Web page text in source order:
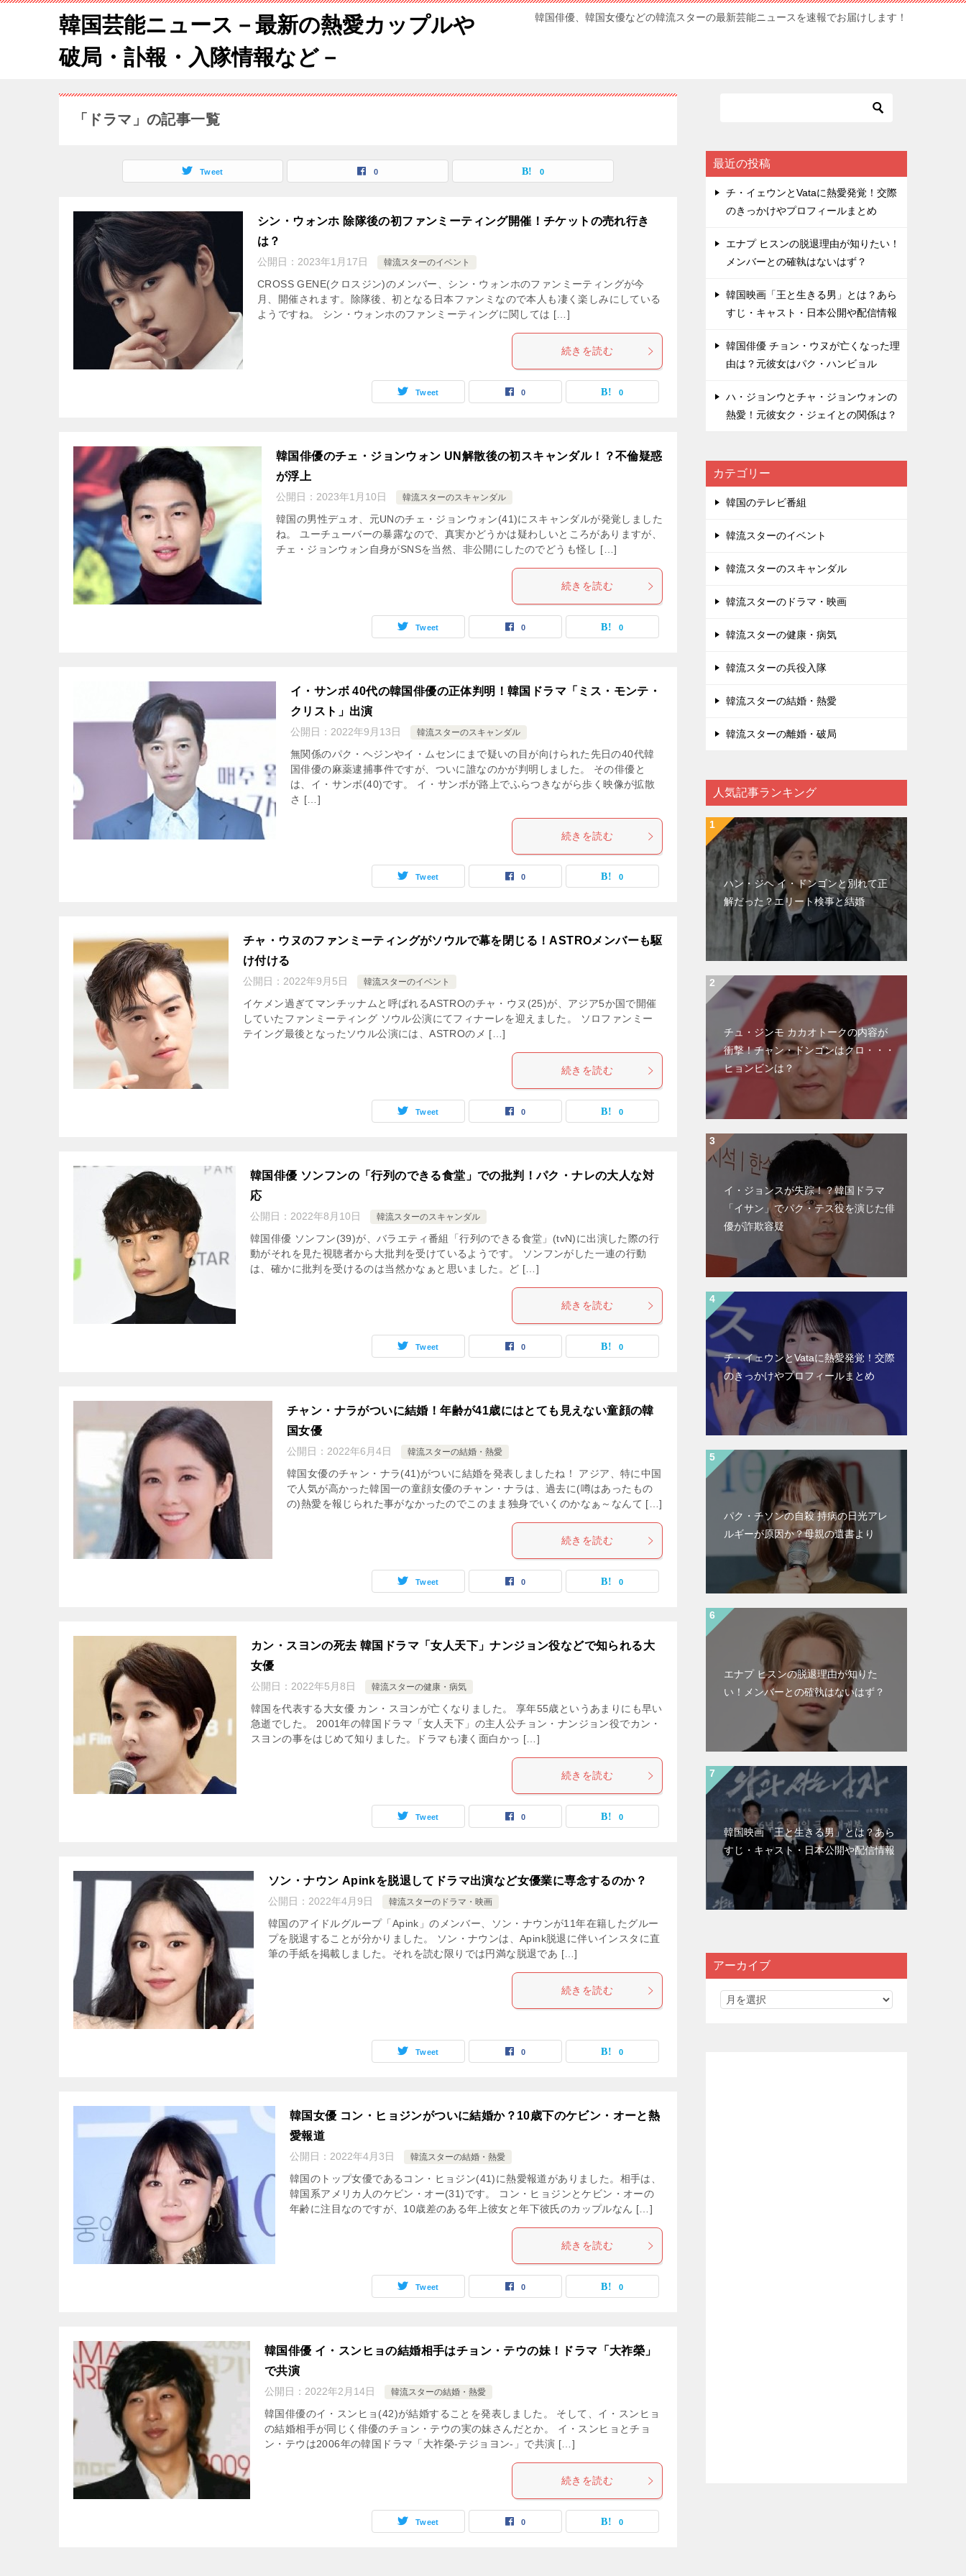
韓国芸能ニュース－最新の熱愛カップルや
破局・訃報・入隊情報など－
韓国俳優、韓国女優などの韓流スターの最新芸能ニュースを速報でお届けします！
「ドラマ」の記事一覧
Tweet 0 0
シン・ウォンホ 除隊後の初ファンミーティング開催！チケットの売れ行き
は？
公開日： 2023年1月17日 韓流スターのイベント
CROSS GENE(クロスジン)のメンバー、シン・ウォンホのファンミーティングが今
月、開催されます。除隊後、初となる日本ファンミなので本人も凄く楽しみにしている
ようですね。 シン・ウォンホのファンミーティングに関しては […]
続きを読む
Tweet 0 0
韓国俳優のチェ・ジョンウォン UN解散後の初スキャンダル！？不倫疑惑
が浮上
公開日： 2023年1月10日 韓流スターのスキャンダル
韓国の男性デュオ、元UNのチェ・ジョンウォン(41)にスキャンダルが発覚しました
ね。 ユーチューバーの暴露なので、真実かどうかは疑わしいところがありますが、
チェ・ジョンウォン自身がSNSを当然、非公開にしたのでどうも怪し […]
続きを読む
Tweet 0 0
イ・サンボ 40代の韓国俳優の正体判明！韓国ドラマ「ミス・モンテ・
クリスト」出演
公開日： 2022年9月13日 韓流スターのスキャンダル
無関係のパク・ヘジンやイ・ムセンにまで疑いの目が向けられた先日の40代韓
国俳優の麻薬逮捕事件ですが、ついに誰なのかが判明しました。 その俳優と
は、イ・サンボ(40)です。 イ・サンボが路上でふらつきながら歩く映像が拡散
さ […]
続きを読む
Tweet 0 0
チャ・ウヌのファンミーティングがソウルで幕を閉じる！ASTROメンバーも駆
け付ける
公開日： 2022年9月5日 韓流スターのイベント
イケメン過ぎてマンチッナムと呼ばれるASTROのチャ・ウヌ(25)が、アジア5か国で開催
していたファンミーティング ソウル公演にてフィナーレを迎えました。 ソロファンミー
テイング最後となったソウル公演には、ASTROのメ […]
続きを読む
Tweet 0 0
韓国俳優 ソンフンの「行列のできる食堂」での批判！パク・ナレの大人な対
応
公開日： 2022年8月10日 韓流スターのスキャンダル
韓国俳優 ソンフン(39)が、バラエティ番組「行列のできる食堂」(tvN)に出演した際の行
動がそれを見た視聴者から大批判を受けているようです。 ソンフンがした一連の行動
は、確かに批判を受けるのは当然かなぁと思いました。ど […]
続きを読む
Tweet 0 0
チャン・ナラがついに結婚！年齢が41歳にはとても見えない童顔の韓
国女優
公開日： 2022年6月4日 韓流スターの結婚・熱愛
韓国女優のチャン・ナラ(41)がついに結婚を発表しましたね！ アジア、特に中国
で人気が高かった韓国一の童顔女優のチャン・ナラは、過去に(噂はあったもの
の)熱愛を報じられた事がなかったのでこのまま独身でいくのかなぁ～なんて […]
続きを読む
Tweet 0 0
カン・スヨンの死去 韓国ドラマ「女人天下」ナンジョン役などで知られる大
女優
公開日： 2022年5月8日 韓流スターの健康・病気
韓国を代表する大女優 カン・スヨンが亡くなりました。 享年55歳というあまりにも早い
急逝でした。 2001年の韓国ドラマ「女人天下」の主人公チョン・ナンジョン役でカン・
スヨンの事をはじめて知りました。ドラマも凄く面白かっ […]
続きを読む
Tweet 0 0
ソン・ナウン Apinkを脱退してドラマ出演など女優業に専念するのか？
公開日： 2022年4月9日 韓流スターのドラマ・映画
韓国のアイドルグループ「Apink」のメンバー、ソン・ナウンが11年在籍したグルー
プを脱退することが分かりました。 ソン・ナウンは、Apink脱退に伴いインスタに直
筆の手紙を掲載しました。それを読む限りでは円満な脱退であ […]
続きを読む
Tweet 0 0
韓国女優 コン・ヒョジンがついに結婚か？10歳下のケビン・オーと熱
愛報道
公開日： 2022年4月3日 韓流スターの結婚・熱愛
韓国のトップ女優であるコン・ヒョジン(41)に熱愛報道がありました。相手は、
韓国系アメリカ人のケビン・オー(31)です。 コン・ヒョジンとケビン・オーの
年齢に注目なのですが、10歳差のある年上彼女と年下彼氏のカップルなん […]
続きを読む
Tweet 0 0
韓国俳優 イ・スンヒョの結婚相手はチョン・テウの妹！ドラマ「大祚榮」
で共演
公開日： 2022年2月14日 韓流スターの結婚・熱愛
韓国俳優のイ・スンヒョ(42)が結婚することを発表しました。 そして、イ・スンヒョ
の結婚相手が同じく俳優のチョン・テウの実の妹さんだとか。 イ・スンヒョとチョ
ン・テウは2006年の韓国ドラマ「大祚榮-テジョヨン-」で共演 […]
続きを読む
Tweet 0 0
最近の投稿
チ・イェウンとVataに熱愛発覚！交際
のきっかけやプロフィールまとめ
エナプ ヒスンの脱退理由が知りたい！
メンバーとの確執はないはず？
韓国映画「王と生きる男」とは？あら
すじ・キャスト・日本公開や配信情報
韓国俳優 チョン・ウヌが亡くなった理
由は？元彼女はパク・ハンビョル
ハ・ジョンウとチャ・ジョンウォンの
熱愛！元彼女ク・ジェイとの関係は？
カテゴリー
韓国のテレビ番組
韓流スターのイベント
韓流スターのスキャンダル
韓流スターのドラマ・映画
韓流スターの健康・病気
韓流スターの兵役入隊
韓流スターの結婚・熱愛
韓流スターの離婚・破局
人気記事ランキング
ハン・ジヘ イ・ドンゴンと別れて正
解だった？エリート検事と結婚
チュ・ジンモ カカオトークの内容が
衝撃！チャン・ドンゴンはクロ・・・
ヒョンビンは？
イ・ジョンスが失踪！？韓国ドラマ
「イサン」でパク・テス役を演じた俳
優が詐欺容疑
チ・イェウンとVataに熱愛発覚！交際
のきっかけやプロフィールまとめ
パク・チソンの自殺 持病の日光アレ
ルギーが原因か？母親の遺書より
エナプ ヒスンの脱退理由が知りた
い！メンバーとの確執はないはず？
韓国映画「王と生きる男」とは？あら
すじ・キャスト・日本公開や配信情報
アーカイブ